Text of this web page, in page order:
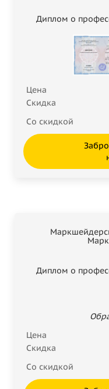
Диплом о
Цена
Скидка
Со скидкой
Диплом о
Цена
Скидка
Со скидкой